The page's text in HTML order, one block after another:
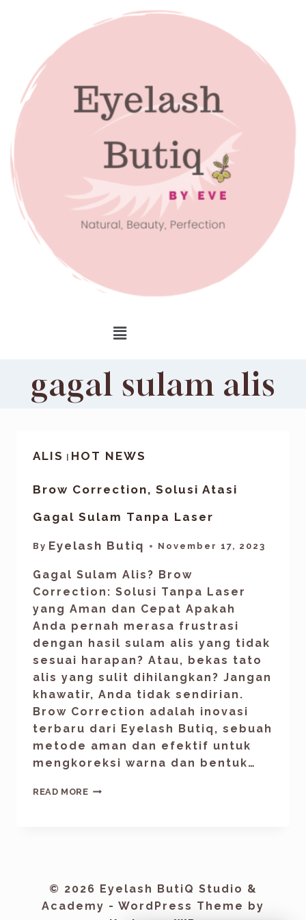
gagal sulam alis
ALIS HOT NEWS
Brow Correction, Solusi Atasi
Gagal Sulam Tanpa Laser
By Eyelash Butiq November 17, 2023
Gagal Sulam Alis? Brow
Correction: Solusi Tanpa Laser
yang Aman dan Cepat Apakah
Anda pernah merasa frustrasi
dengan hasil sulam alis yang tidak
sesuai harapan? Atau, bekas tato
alis yang sulit dihilangkan? Jangan
khawatir, Anda tidak sendirian.
Brow Correction adalah inovasi
terbaru dari Eyelash Butiq, sebuah
metode aman dan efektif untuk
mengkoreksi warna dan bentuk…
READ MORE
© 2026 Eyelash ButiQ Studio &
Academy - WordPress Theme by